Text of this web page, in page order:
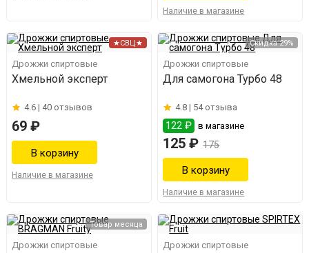
Наличие в магазине
★СВЦ★
Дрожжи спиртовые
Хмельной эксперт
4.6 | 40 отзывов
69 ₽
Наличие в магазине
Скидка 29%
Дрожжи спиртовые
Для самогона Турбо 48
4.8 | 54 отзыва
122 ₽ в магазине
125 ₽ 175
Наличие в магазине
Товар месяца
Дрожжи спиртовые Дрожжи спиртовые